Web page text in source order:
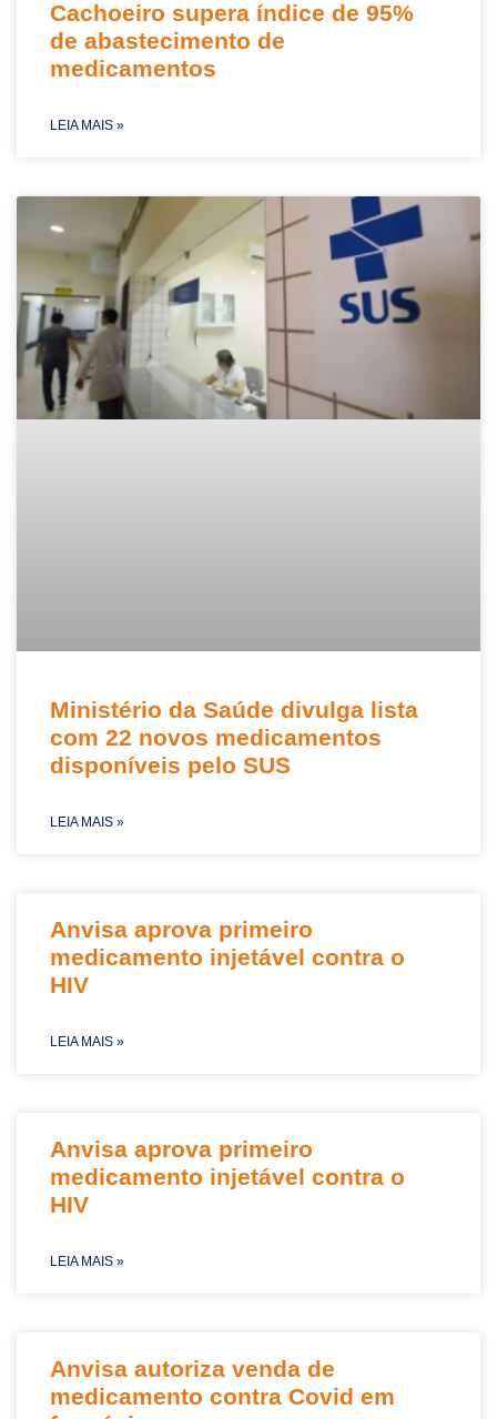
Cachoeiro supera índice de 95%
de abastecimento de
medicamentos
LEIA MAIS »
Ministério da Saúde divulga lista
com 22 novos medicamentos
disponíveis pelo SUS
LEIA MAIS »
Anvisa aprova primeiro
medicamento injetável contra o
HIV
LEIA MAIS »
Anvisa aprova primeiro
medicamento injetável contra o
HIV
LEIA MAIS »
Anvisa autoriza venda de
medicamento contra Covid em